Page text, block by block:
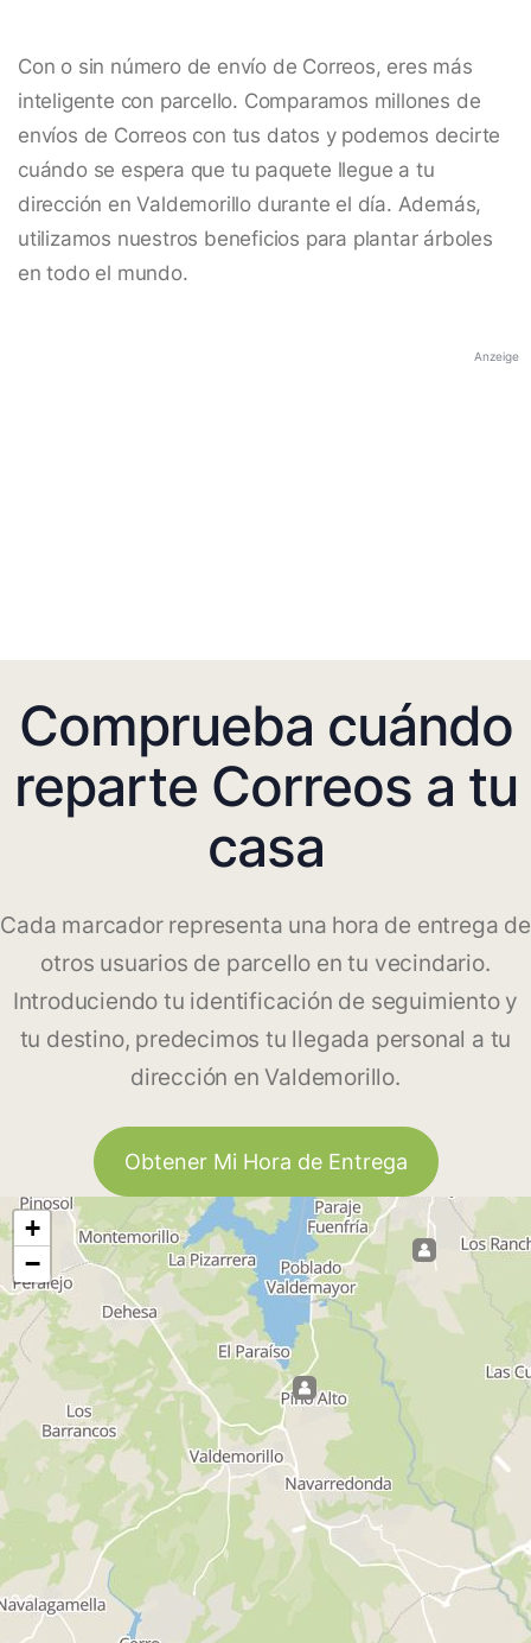
Con o sin número de envío de Correos, eres más
inteligente con parcello. Comparamos millones de
envíos de Correos con tus datos y podemos decirte
cuándo se espera que tu paquete llegue a tu
dirección en Valdemorillo durante el día. Además,
utilizamos nuestros beneficios para plantar árboles
en todo el mundo.
Anzeige
Comprueba cuándo
reparte Correos a tu
casa
Cada marcador representa una hora de entrega de
otros usuarios de parcello en tu vecindario.
Introduciendo tu identificación de seguimiento y
tu destino, predecimos tu llegada personal a tu
dirección en Valdemorillo.
Obtener Mi Hora de Entrega
+
−